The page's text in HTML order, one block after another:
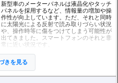
新型車のメーターバネルは液晶化やタッチ
パネルを採用するなど、情報量の増加や操
作性が向上しています。ただ、それと同時
に太陽光による反射で読み取りづらい状況
や、操作時等に傷をつけてしまう可能性が
出てきました。スマートフォンのそれと非
常に近い状況です。
このメーターパネルプロテクションフィル
ムは不要な傷や汚れからメーターパネルを
保護します。
ており、それぞれ目的に合わせたものをご
きを見る